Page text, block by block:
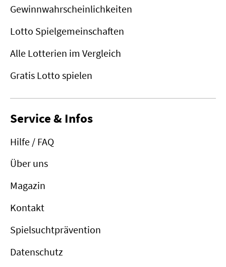
Gewinnwahrscheinlichkeiten
Lotto Spielgemeinschaften
Alle Lotterien im Vergleich
Gratis Lotto spielen
Service & Infos
Hilfe / FAQ
Über uns
Magazin
Kontakt
Spielsuchtprävention
Datenschutz